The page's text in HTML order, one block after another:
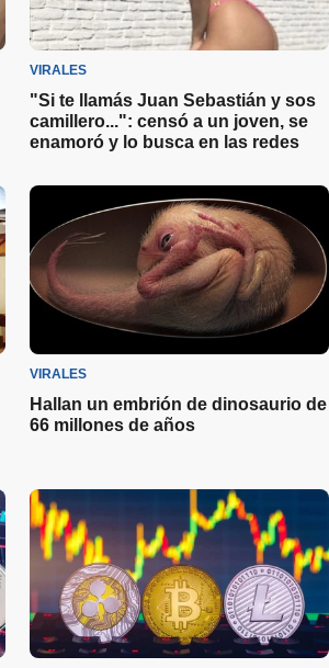
VIRALES
"Si te llamás Juan Sebastián y sos
camillero...": censó a un joven, se
enamoró y lo busca en las redes
VIRALES
Hallan un embrión de dinosaurio de
66 millones de años